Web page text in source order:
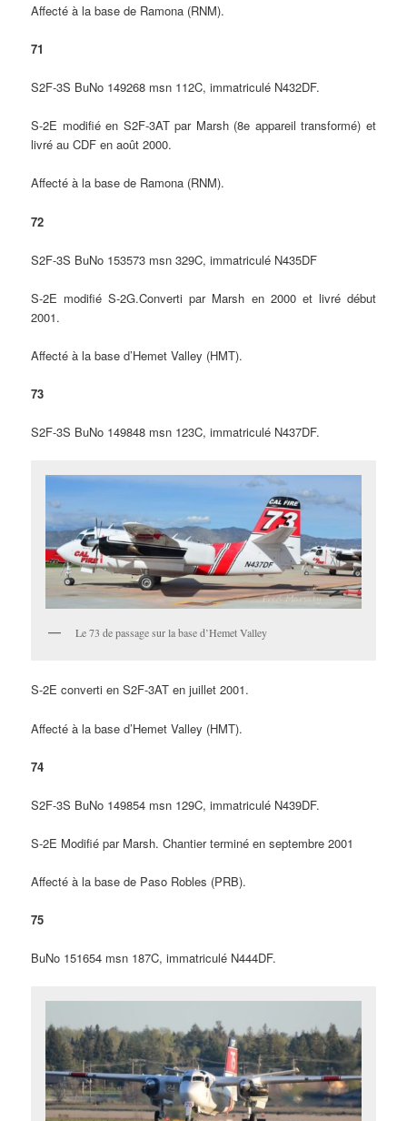
Affecté à la base de Ramona (RNM).
71
S2F-3S BuNo 149268 msn 112C, immatriculé N432DF.
S-2E modifié en S2F-3AT par Marsh (8e appareil transformé) et
livré au CDF en août 2000.
Affecté à la base de Ramona (RNM).
72
S2F-3S BuNo 153573 msn 329C, immatriculé N435DF
S-2E modifié S-2G.Converti par Marsh en 2000 et livré début
2001.
Affecté à la base d’Hemet Valley (HMT).
73
S2F-3S BuNo 149848 msn 123C, immatriculé N437DF.
Le 73 de passage sur la base d’Hemet Valley
S-2E converti en S2F-3AT en juillet 2001.
Affecté à la base d’Hemet Valley (HMT).
74
S2F-3S BuNo 149854 msn 129C, immatriculé N439DF.
S-2E Modifié par Marsh. Chantier terminé en septembre 2001
Affecté à la base de Paso Robles (PRB).
75
BuNo 151654 msn 187C, immatriculé N444DF.